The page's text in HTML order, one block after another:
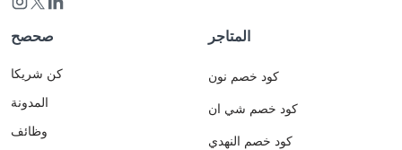
صحصح
كن شريكا
المدونة
وظائف
المتاجر
كود خصم نون
كود خصم شي ان
كود خصم النهدي